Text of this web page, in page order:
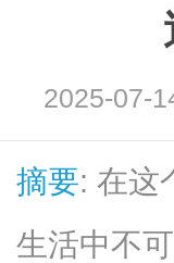
›
2025-07-
摘要: 在这
生活中不